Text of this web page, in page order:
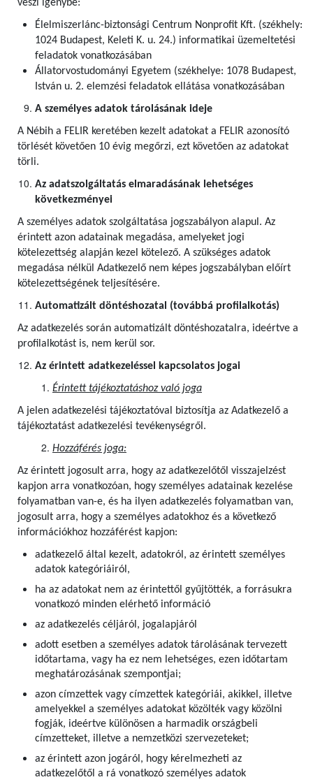
veszi igénybe:
Élelmiszerlánc-biztonsági Centrum Nonprofit Kft. (székhely:
1024 Budapest, Keleti K. u. 24.) informatikai üzemeltetési
feladatok vonatkozásában
Állatorvostudományi Egyetem (székhelye: 1078 Budapest,
István u. 2. elemzési feladatok ellátása vonatkozásában
A személyes adatok tárolásának ideje
A Nébih a FELIR keretében kezelt adatokat a FELIR azonosító
törlését követően 10 évig megőrzi, ezt követően az adatokat
törli.
Az adatszolgáltatás elmaradásának lehetséges
következményei
A személyes adatok szolgáltatása jogszabályon alapul. Az
érintett azon adatainak megadása, amelyeket jogi
kötelezettség alapján kezel kötelező. A szükséges adatok
megadása nélkül Adatkezelő nem képes jogszabályban előírt
kötelezettségének teljesítésére.
Automatizált döntéshozatal (továbbá profilalkotás)
Az adatkezelés során automatizált döntéshozatalra, ideértve a
profilalkotást is, nem kerül sor.
Az érintett adatkezeléssel kapcsolatos jogai
Érintett tájékoztatáshoz való joga
A jelen adatkezelési tájékoztatóval biztosítja az Adatkezelő a
tájékoztatást adatkezelési tevékenységről.
Hozzáférés joga:
Az érintett jogosult arra, hogy az adatkezelőtől visszajelzést
kapjon arra vonatkozóan, hogy személyes adatainak kezelése
folyamatban van-e, és ha ilyen adatkezelés folyamatban van,
jogosult arra, hogy a személyes adatokhoz és a következő
információkhoz hozzáférést kapjon:
adatkezelő által kezelt, adatokról, az érintett személyes
adatok kategóriáiról,
ha az adatokat nem az érintettől gyűjtötték, a forrásukra
vonatkozó minden elérhető információ
az adatkezelés céljáról, jogalapjáról
adott esetben a személyes adatok tárolásának tervezett
időtartama, vagy ha ez nem lehetséges, ezen időtartam
meghatározásának szempontjai;
azon címzettek vagy címzettek kategóriái, akikkel, illetve
amelyekkel a személyes adatokat közölték vagy közölni
fogják, ideértve különösen a harmadik országbeli
címzetteket, illetve a nemzetközi szervezeteket;
az érintett azon jogáról, hogy kérelmezheti az
adatkezelőtől a rá vonatkozó személyes adatok